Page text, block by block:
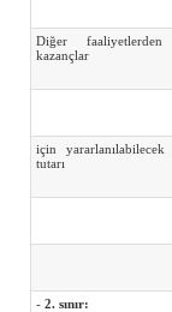
Diğer
kazançlar
için yararlanılabilecek
tutarı
- 2. sınır: